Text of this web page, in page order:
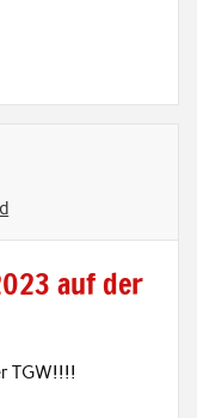
auf der
TGW!!!!